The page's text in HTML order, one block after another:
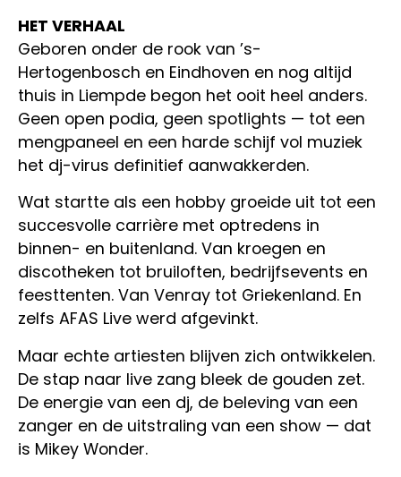
HET VERHAAL
Geboren onder de rook van ’s-
Hertogenbosch en Eindhoven en nog altijd
thuis in Liempde begon het ooit heel anders.
Geen open podia, geen spotlights — tot een
mengpaneel en een harde schijf vol muziek
het dj-virus definitief aanwakkerden.
Wat startte als een hobby groeide uit tot een
succesvolle carrière met optredens in
binnen- en buitenland. Van kroegen en
discotheken tot bruiloften, bedrijfsevents en
feesttenten. Van Venray tot Griekenland. En
zelfs AFAS Live werd afgevinkt.
Maar echte artiesten blijven zich ontwikkelen.
De stap naar live zang bleek de gouden zet.
De energie van een dj, de beleving van een
zanger en de uitstraling van een show — dat
is Mikey Wonder.